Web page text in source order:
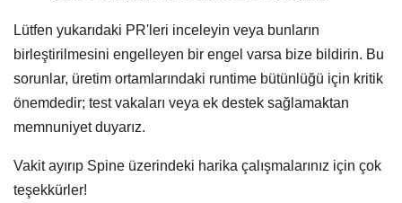
Lütfen yukarıdaki PR'leri inceleyin veya bunların
birleştirilmesini engelleyen bir engel varsa bize bildirin. Bu
sorunlar, üretim ortamlarındaki runtime bütünlüğü için kritik
önemdedir; test vakaları veya ek destek sağlamaktan
memnuniyet duyarız.
Vakit ayırıp Spine üzerindeki harika çalışmalarınız için çok
teşekkürler!